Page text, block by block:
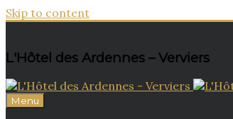
Skip to content
L'Hôtel des Ardennes – Verviers
Menu